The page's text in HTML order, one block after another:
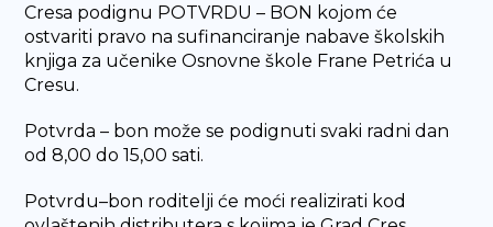
Cresa podignu POTVRDU – BON kojom će
ostvariti pravo na sufinanciranje nabave školskih
knjiga za učenike Osnovne škole Frane Petrića u
Cresu.
Potvrda – bon može se podignuti svaki radni dan
od 8,00 do 15,00 sati.
Potvrdu–bon roditelji će moći realizirati kod